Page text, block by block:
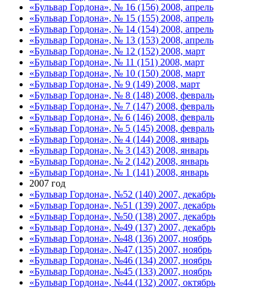
«Бульвар Гордона», № 16 (156) 2008, апрель
«Бульвар Гордона», № 15 (155) 2008, апрель
«Бульвар Гордона», № 14 (154) 2008, апрель
«Бульвар Гордона», № 13 (153) 2008, апрель
«Бульвар Гордона», № 12 (152) 2008, март
«Бульвар Гордона», № 11 (151) 2008, март
«Бульвар Гордона», № 10 (150) 2008, март
«Бульвар Гордона», № 9 (149) 2008, март
«Бульвар Гордона», № 8 (148) 2008, февраль
«Бульвар Гордона», № 7 (147) 2008, февраль
«Бульвар Гордона», № 6 (146) 2008, февраль
«Бульвар Гордона», № 5 (145) 2008, февраль
«Бульвар Гордона», № 4 (144) 2008, январь
«Бульвар Гордона», № 3 (143) 2008, январь
«Бульвар Гордона», № 2 (142) 2008, январь
«Бульвар Гордона», № 1 (141) 2008, январь
2007 год
«Бульвар Гордона», №52 (140) 2007, декабрь
«Бульвар Гордона», №51 (139) 2007, декабрь
«Бульвар Гордона», №50 (138) 2007, декабрь
«Бульвар Гордона», №49 (137) 2007, декабрь
«Бульвар Гордона», №48 (136) 2007, ноябрь
«Бульвар Гордона», №47 (135) 2007, ноябрь
«Бульвар Гордона», №46 (134) 2007, ноябрь
«Бульвар Гордона», №45 (133) 2007, ноябрь
«Бульвар Гордона», №44 (132) 2007, октябрь